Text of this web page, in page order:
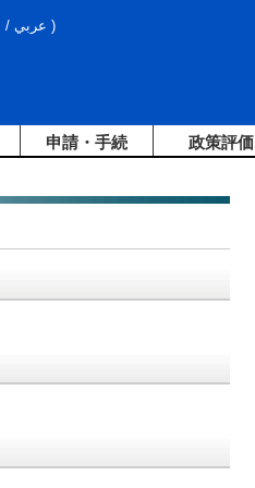
/ عربي )
申請・手続 政策評価